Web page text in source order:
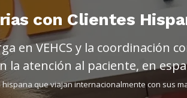
con Clientes
en VEHCS y la coordinación
la atención al paciente, en
que viajan internacionalmente con sus